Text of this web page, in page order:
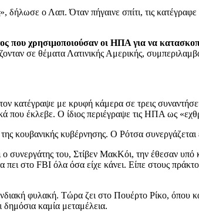
ο Λαπ. Όταν πήγαινε σπίτι, τις
που χρησιμοποιούσαν οι ΗΠΑ για να
σε θέματα Λατινικής Αμερικής,
με κρυφή κάμερα σε τρεις
που έκλεβε. Ο ίδιος περιέγραψε τις ΗΠΑ ως
κουβανικής κυβέρνησης. Ο Ρότσα συνεργάζεται
του, Στίβεν ΜακΚόι, την έθεσαν
στο FBI όλα όσα είχε κάνει. Είπε στους
φυλακή. Τώρα ζει στο Πουέρτο Ρίκο,
καμία μεταμέλεια.